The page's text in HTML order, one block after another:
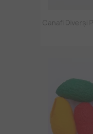
Canafi Diverși